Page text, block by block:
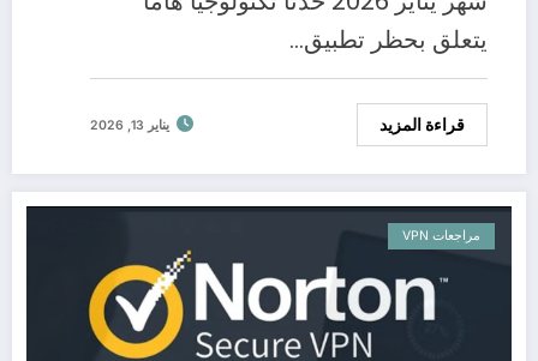
يتعلق بحظر تطبيق…
قراءة المزيد يناير 13, 2026
مراجعات VPN